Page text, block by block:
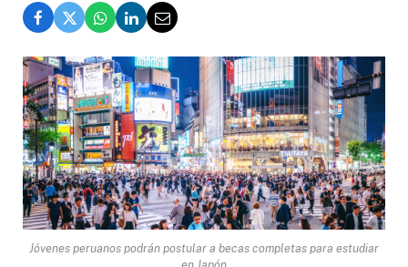
Jóvenes peruanos podrán postular a becas completas para estudiar